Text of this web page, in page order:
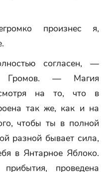
произнес я,
согласен, —
Громов. — Магия
на то, что в
так же, как и на
чтобы ты в полной
разной бывает сила,
в Янтарное Яблоко.
проведена